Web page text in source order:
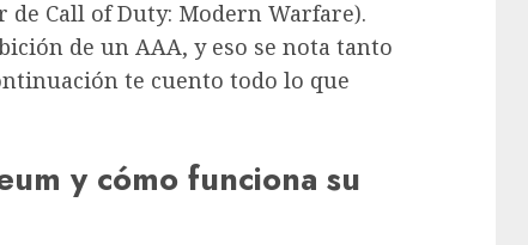
Call of Duty: Modern Warfare).
de un AAA, y eso se nota tanto
te cuento todo lo que
y cómo funciona su